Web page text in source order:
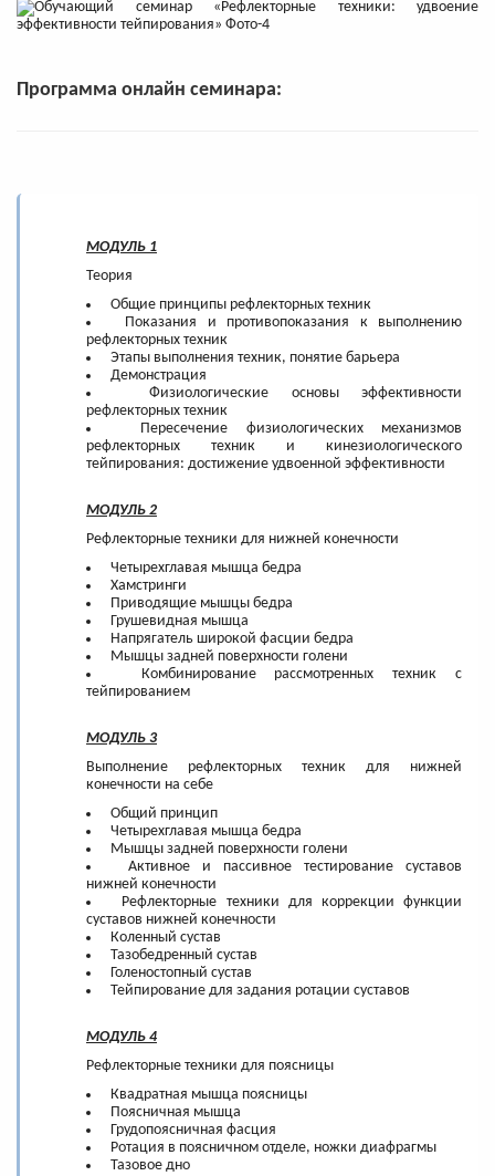
Программа онлайн семинара:
МОДУЛЬ 1
Теория
Общие принципы рефлекторных техник
Показания и противопоказания к выполнению
рефлекторных техник
Этапы выполнения техник, понятие барьера
Демонстрация
Физиологические основы эффективности
рефлекторных техник
Пересечение физиологических механизмов
рефлекторных техник и кинезиологического
тейпирования: достижение удвоенной эффективности
МОДУЛЬ 2
Рефлекторные техники для нижней конечности
Четырехглавая мышца бедра
Хамстринги
Приводящие мышцы бедра
Грушевидная мышца
Напрягатель широкой фасции бедра
Мышцы задней поверхности голени
Комбинирование рассмотренных техник с
тейпированием
МОДУЛЬ 3
Выполнение рефлекторных техник для нижней
конечности на себе
Общий принцип
Четырехглавая мышца бедра
Мышцы задней поверхности голени
Активное и пассивное тестирование суставов
нижней конечности
Рефлекторные техники для коррекции функции
суставов нижней конечности
Коленный сустав
Тазобедренный сустав
Голеностопный сустав
Тейпирование для задания ротации суставов
МОДУЛЬ 4
Рефлекторные техники для поясницы
Квадратная мышца поясницы
Поясничная мышца
Грудопоясничная фасция
Ротация в поясничном отделе, ножки диафрагмы
Тазовое дно